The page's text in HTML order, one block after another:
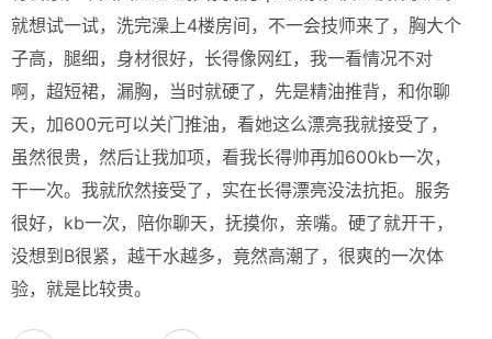
就想试一试，洗完澡上4楼房间，不一会技师来了，胸大个
子高，腿细，身材很好，长得像网红，我一看情况不对
啊，超短裙，漏胸，当时就硬了，先是精油推背，和你聊
天，加600元可以关门推油，看她这么漂亮我就接受了，
虽然很贵，然后让我加项，看我长得帅再加600kb一次，
干一次。我就欣然接受了，实在长得漂亮没法抗拒。服务
很好，kb一次，陪你聊天，抚摸你，亲嘴。硬了就开干，
没想到B很紧，越干水越多，竟然高潮了，很爽的一次体
验，就是比较贵。